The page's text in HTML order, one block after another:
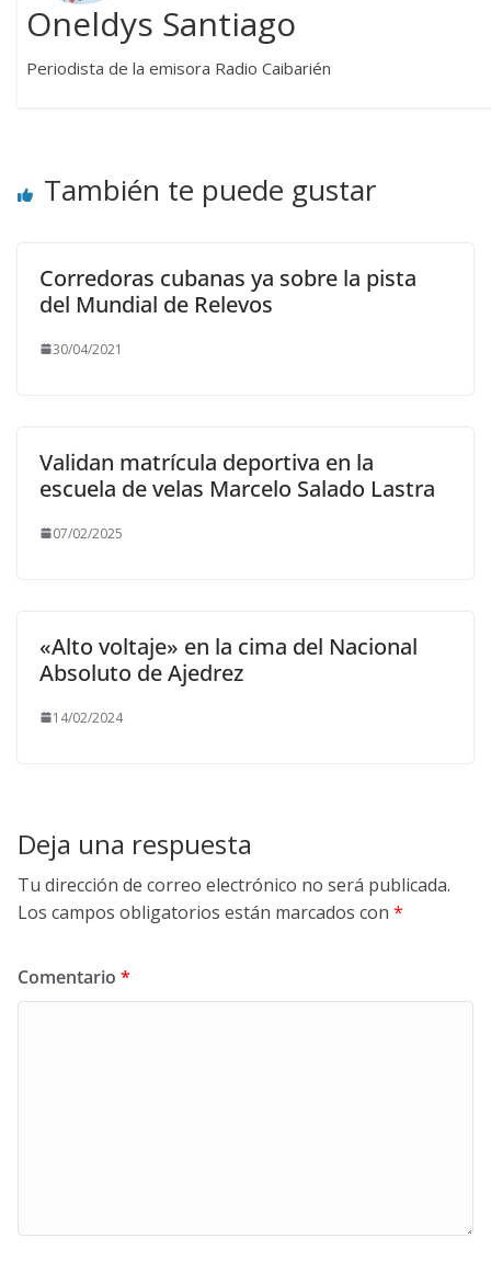
Oneldys Santiago
Periodista de la emisora Radio Caibarién
También te puede gustar
Corredoras cubanas ya sobre la pista
del Mundial de Relevos
30/04/2021
Validan matrícula deportiva en la
escuela de velas Marcelo Salado Lastra
07/02/2025
«Alto voltaje» en la cima del Nacional
Absoluto de Ajedrez
14/02/2024
Deja una respuesta
Tu dirección de correo electrónico no será publicada.
Los campos obligatorios están marcados con *
Comentario *